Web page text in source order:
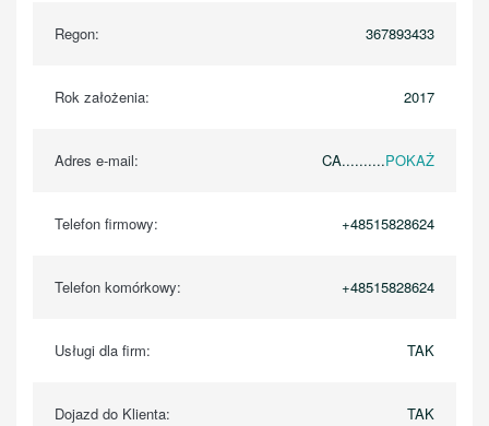
Regon: 367893433
Rok założenia: 2017
Adres e-mail: CA..........POKAŻ
Telefon firmowy: +48515828624
Telefon komórkowy: +48515828624
Usługi dla firm: TAK
Dojazd do Klienta: TAK